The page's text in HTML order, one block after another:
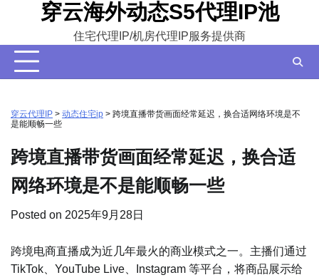
content
穿云海外动态S5代理IP池
住宅代理IP/机房代理IP服务提供商
穿云代理IP > 动态住宅ip > 跨境直播带货画面经常延迟，换合适网络环境是不
是能顺畅一些
跨境直播带货画面经常延迟，换合适
网络环境是不是能顺畅一些
Posted on 2025年9月28日
跨境电商直播成为近几年最火的商业模式之一。主播们通过
TikTok、YouTube Live、Instagram 等平台，将商品展示给